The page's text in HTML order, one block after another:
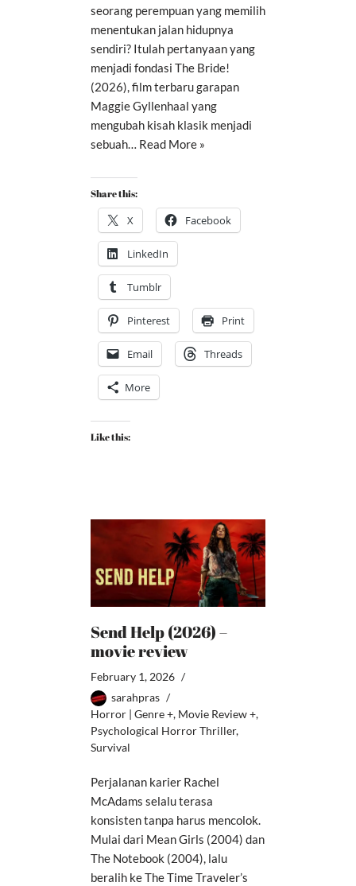
seorang perempuan yang memilih
menentukan jalan hidupnya
sendiri? Itulah pertanyaan yang
menjadi fondasi The Bride!
(2026), film terbaru garapan
Maggie Gyllenhaal yang
mengubah kisah klasik menjadi
sebuah… Read More »
Share this:
X Facebook
LinkedIn
Tumblr
Pinterest Print
Email Threads
More
Like this:
Send Help (2026) –
movie review
February 1, 2026
sarahpras
Horror | Genre +, Movie Review +,
Psychological Horror Thriller,
Survival
Perjalanan karier Rachel
McAdams selalu terasa
konsisten tanpa harus mencolok.
Mulai dari Mean Girls (2004) dan
The Notebook (2004), lalu
beralih ke The Time Traveler’s